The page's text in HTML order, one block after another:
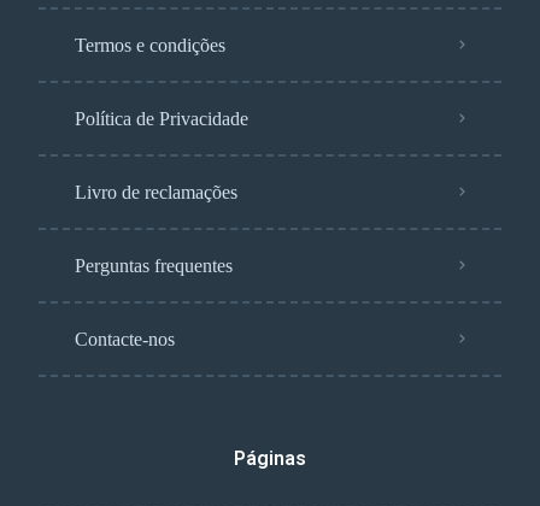
Termos e condições
Política de Privacidade
Livro de reclamações
Perguntas frequentes
Contacte-nos
Páginas